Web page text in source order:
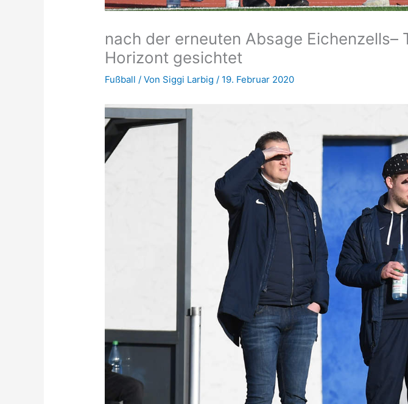
nach der erneuten Absage Eichenzells–
Horizont gesichtet
Fußball / Von Siggi Larbig/ 19. Februar 2020